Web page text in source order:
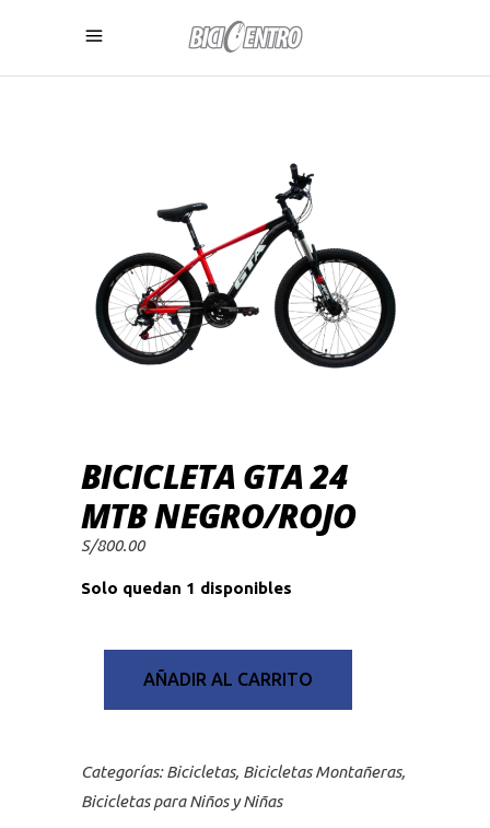
BICICLETA GTA 24
MTB NEGRO/ROJO
S/800.00
Solo quedan 1 disponibles
AÑADIR AL CARRITO
Categorías:Bicicletas, Bicicletas Montañeras,
Bicicletas para Niños y Niñas